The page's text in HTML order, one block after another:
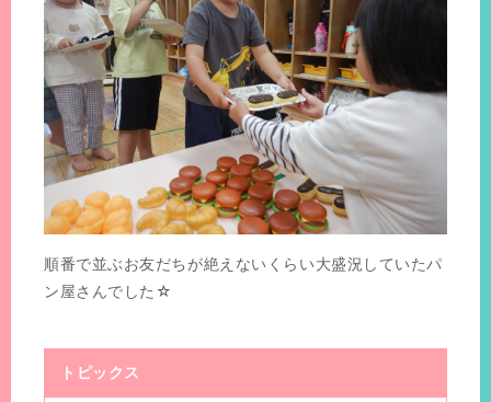
順番で並ぶお友だちが絶えないくらい大盛況していたパ
ン屋さんでした☆
トピックス